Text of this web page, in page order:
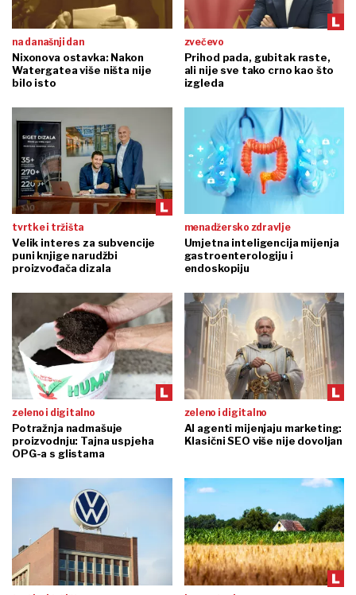
na današnji dan
Nixonova ostavka: Nakon
Watergatea više ništa nije
bilo isto
zvečevo
Prihod pada, gubitak raste,
ali nije sve tako crno kao što
izgleda
tvrtke i tržišta
Velik interes za subvencije
puni knjige narudžbi
proizvođača dizala
menadžersko zdravlje
Umjetna inteligencija mijenja
gastroenterologiju i
endoskopiju
zeleno i digitalno
Potražnja nadmašuje
proizvodnju: Tajna uspjeha
OPG-a s glistama
zeleno i digitalno
AI agenti mijenjaju marketing:
Klasični SEO više nije dovoljan